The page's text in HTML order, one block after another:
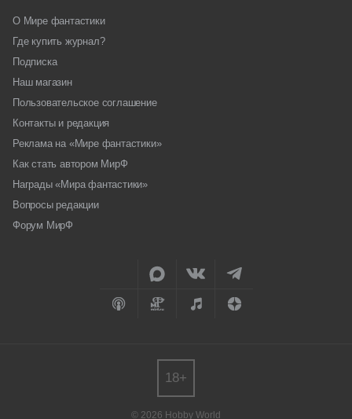
О Мире фантастики
Где купить журнал?
Подписка
Наш магазин
Пользовательское соглашение
Контакты и редакция
Реклама на «Мире фантастики»
Как стать автором МирФ
Награды «Мира фантастики»
Вопросы редакции
Форум МирФ
© 2026 Hobby World
18+